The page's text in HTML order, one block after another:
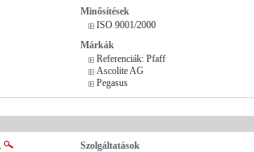
Minősítések
ISO 9001/2000
Márkák
Referenciák: Pfaff
Ascolite AG
Pegasus
Szolgáltatások